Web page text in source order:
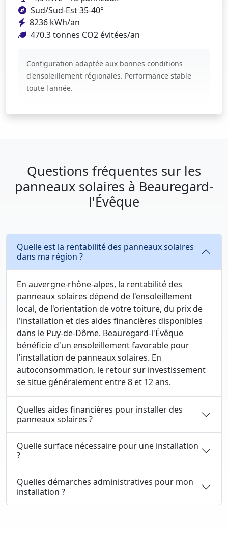
Sud/Sud-Est 35-40°
8236 kWh/an
470.3 tonnes CO2 évitées/an
Configuration adaptée aux bonnes conditions
d'ensoleillement régionales. Performance stable
toute l'année.
Questions fréquentes sur les
panneaux solaires à Beauregard-
l'Évêque
Quelle est la rentabilité des panneaux solaires
dans ma région ?
En auvergne-rhône-alpes, la rentabilité des
panneaux solaires dépend de l'ensoleillement
local, de l'orientation de votre toiture, du prix de
l'installation et des aides financières disponibles
dans le Puy-de-Dôme. Beauregard-l'Évêque
bénéficie d'un ensoleillement favorable pour
l'installation de panneaux solaires. En
autoconsommation, le retour sur investissement
se situe généralement entre 8 et 12 ans.
Quelles aides financières pour installer des
panneaux solaires ?
Quelle surface nécessaire pour une installation
?
Quelles démarches administratives pour mon
installation ?